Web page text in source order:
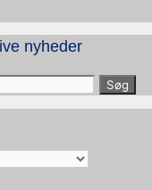
nyheder